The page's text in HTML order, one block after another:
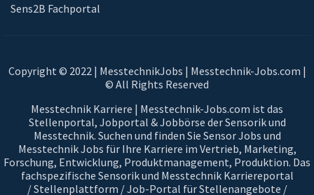
Sens2B Fachportal
Copyright © 2022 | MesstechnikJobs | Messtechnik-Jobs.com |
© All Rights Reserved
Messtechnik Karriere | Messtechnik-Jobs.com ist das
Stellenportal, Jobportal & Jobbörse der Sensorik und
Messtechnik. Suchen und finden Sie Sensor Jobs und
Messtechnik Jobs für Ihre Karriere im Vertrieb, Marketing,
Forschung, Entwicklung, Produktmanagement, Produktion. Das
fachspezifische Sensorik und Messtechnik Karriereportal
/ Stellenplattform / Job-Portal für Stellenangebote /